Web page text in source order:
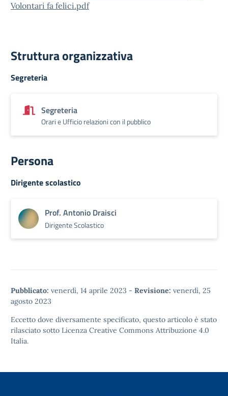
Volontari fa felici.pdf
Struttura organizzativa
Segreteria
Segreteria
Orari e Ufficio relazioni con il pubblico
Persona
Dirigente scolastico
Prof. Antonio Draisci
Dirigente Scolastico
Pubblicato: venerdì, 14 aprile 2023 - Revisione: venerdì, 25
agosto 2023
Eccetto dove diversamente specificato, questo articolo è stato
rilasciato sotto Licenza Creative Commons Attribuzione 4.0
Italia.